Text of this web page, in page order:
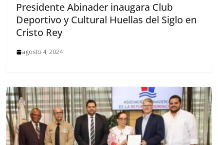
Presidente Abinader inaugara Club
Deportivo y Cultural Huellas del Siglo en
Cristo Rey
agosto 4, 2024